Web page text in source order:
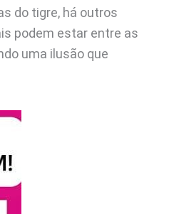
do tigre, há outros
podem estar entre as
uma ilusão que